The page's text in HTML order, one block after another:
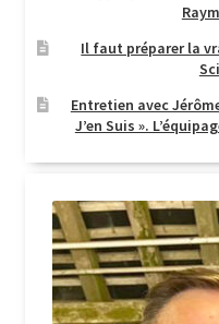
Il faut préparer la
Entretien avec
J’en Suis ».